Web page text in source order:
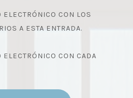
ELECTRÓNICO CON LOS
A ESTA ENTRADA.
ELECTRÓNICO CON CADA